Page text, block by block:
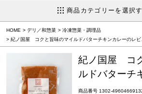
商品カテゴリーを選択
HOME デリ／和惣菜
冷凍惣菜・調理品
紀ノ国屋 コクと旨味のマイルドバターチキンカレーのレビ
紀ノ国屋 コ
ルドバターチ
商品番号 1302-